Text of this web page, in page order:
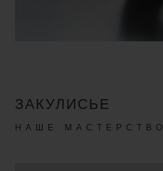
ЗАКУЛИСЬЕ
НАШЕ МАСТЕРСТВО